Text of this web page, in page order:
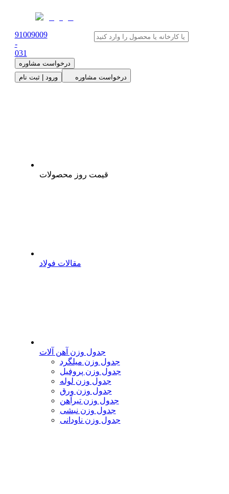
91009009
-
031
درخواست مشاوره
ورود | ثبت نام
درخواست مشاوره
قیمت روز محصولات
مقالات فولاد
جدول وزن آهن آلات
جدول وزن میلگرد
جدول وزن پروفیل
جدول وزن لوله
جدول وزن ورق
جدول وزن تیرآهن
جدول وزن نبشی
جدول وزن ناودانی